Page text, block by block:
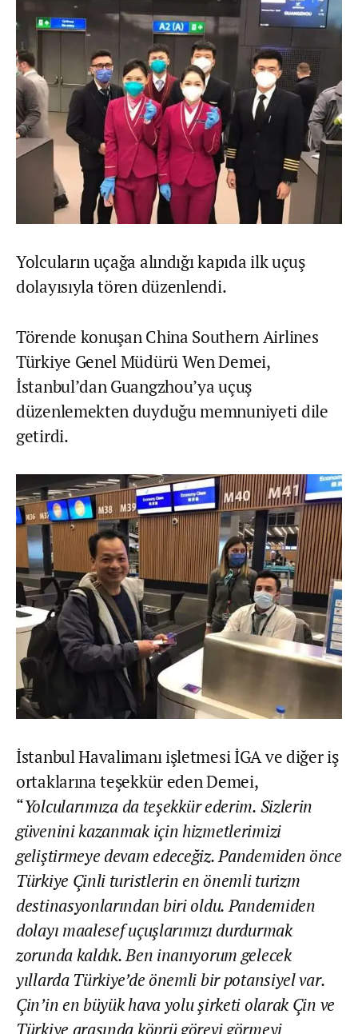
Yolcuların uçağa alındığı kapıda ilk uçuş
dolayısıyla tören düzenlendi.
Törende konuşan China Southern Airlines
Türkiye Genel Müdürü Wen Demei,
İstanbul’dan Guangzhou’ya uçuş
düzenlemekten duyduğu memnuniyeti dile
getirdi.
İstanbul Havalimanı işletmesi İGA ve diğer iş
ortaklarına teşekkür eden Demei,
“Yolcularımıza da teşekkür ederim. Sizlerin
güvenini kazanmak için hizmetlerimizi
geliştirmeye devam edeceğiz. Pandemiden önce
Türkiye Çinli turistlerin en önemli turizm
destinasyonlarından biri oldu. Pandemiden
dolayı maalesef uçuşlarımızı durdurmak
zorunda kaldık. Ben inanıyorum gelecek
yıllarda Türkiye’de önemli bir potansiyel var.
Çin’in en büyük hava yolu şirketi olarak Çin ve
Türkiye arasında köprü görevi görmeyi